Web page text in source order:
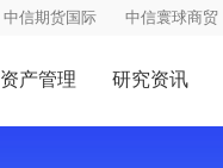
中信期货国际 中信寰球商贸
资产管理 研究资讯